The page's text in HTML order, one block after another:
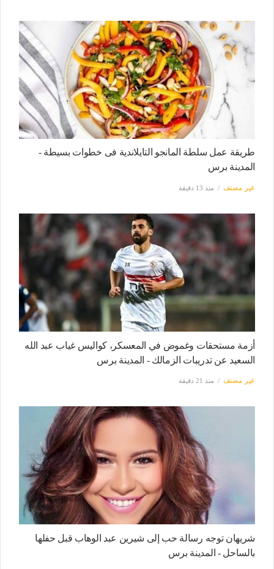
طريقة عمل سلطة المانجو التايلاندية فى خطوات بسيطة -
المدينة برس
غير مصنف منذ 13 دقيقة
أزمة مستحقات وغموض في المعسكر، كواليس غياب عبد الله
السعيد عن تدريبات الزمالك - المدينة برس
غير مصنف منذ 21 دقيقة
شريهان توجه رسالة حب إلى شيرين عبد الوهاب قبل حفلها
بالساحل - المدينة برس